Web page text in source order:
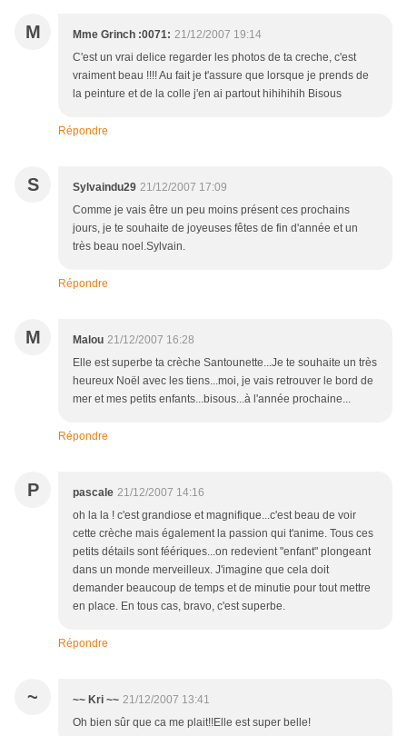
M Mme Grinch :0071: 21/12/2007 19:14
C'est un vrai delice regarder les photos de ta creche, c'est
vraiment beau !!!! Au fait je t'assure que lorsque je prends de
la peinture et de la colle j'en ai partout hihihihih Bisous
Répondre
S Sylvaindu29 21/12/2007 17:09
Comme je vais être un peu moins présent ces prochains
jours, je te souhaite de joyeuses fêtes de fin d'année et un
très beau noel.Sylvain.
Répondre
M Malou 21/12/2007 16:28
Elle est superbe ta crèche Santounette...Je te souhaite un très
heureux Noël avec les tiens...moi, je vais retrouver le bord de
mer et mes petits enfants...bisous...à l'année prochaine...
Répondre
P pascale 21/12/2007 14:16
oh la la ! c'est grandiose et magnifique...c'est beau de voir
cette crèche mais également la passion qui t'anime. Tous ces
petits détails sont féériques...on redevient "enfant" plongeant
dans un monde merveilleux. J'imagine que cela doit
demander beaucoup de temps et de minutie pour tout mettre
en place. En tous cas, bravo, c'est superbe.
Répondre
~ ~~ Kri ~~ 21/12/2007 13:41
Oh bien sûr que ca me plait!!Elle est super belle!